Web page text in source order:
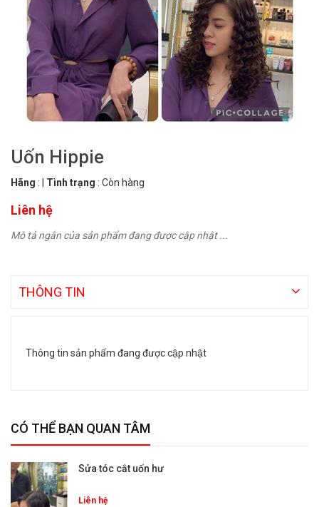
Uốn Hippie
Hãng : Tình trạng : Còn hàng
Liên hệ
Mô tả ngắn của sản phẩm đang được cập nhật ...
THÔNG TIN
Thông tin sản phẩm đang được cập nhật
CÓ THỂ BẠN QUAN TÂM
Sửa tóc cắt uốn hư
Liên hệ